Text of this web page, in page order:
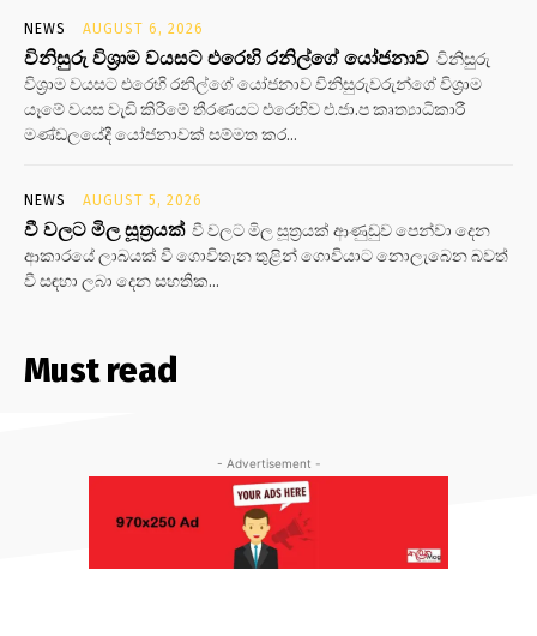
NEWS AUGUST 6, 2026
විනිසුරු විශ්‍රාම වයසට එරෙහි රනිල්ගේ යෝජනාව විනිසුරු
විශ්‍රාම වයසට එරෙහි රනිල්ගේ යෝජනාව විනිසුරුවරුන්ගේ විශ්‍රාම
යෑමේ වයස වැඩි කිරීමේ තීරණයට එරෙහිව එ.ජා.ප කෘත්‍යාධිකාරී
මණ්ඩලයේදී යෝජනාවක් සම්මත කර...
NEWS AUGUST 5, 2026
වී වලට මිල සූත්‍රයක් වී වලට මිල සූත්‍රයක් ආණුඩුව පෙන්වා දෙන
ආකාරයේ ලාබයක් වී ගොවිතැන තුළින් ගොවියාට නොලැබෙන බවත්
වී සඳහා ලබා දෙන සහතික...
Must read
- Advertisement -